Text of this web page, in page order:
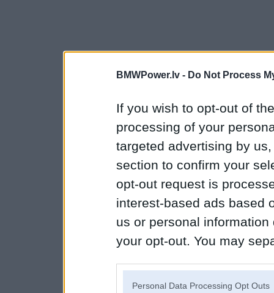
BMWPower.lv - Do Not Process
If you wish to opt-out of
processing of your
targeted advertising by
section to confirm your
opt-out request is
interest-based ads based
us or personal
your opt-out. You may
Personal Data Processing Opt Outs